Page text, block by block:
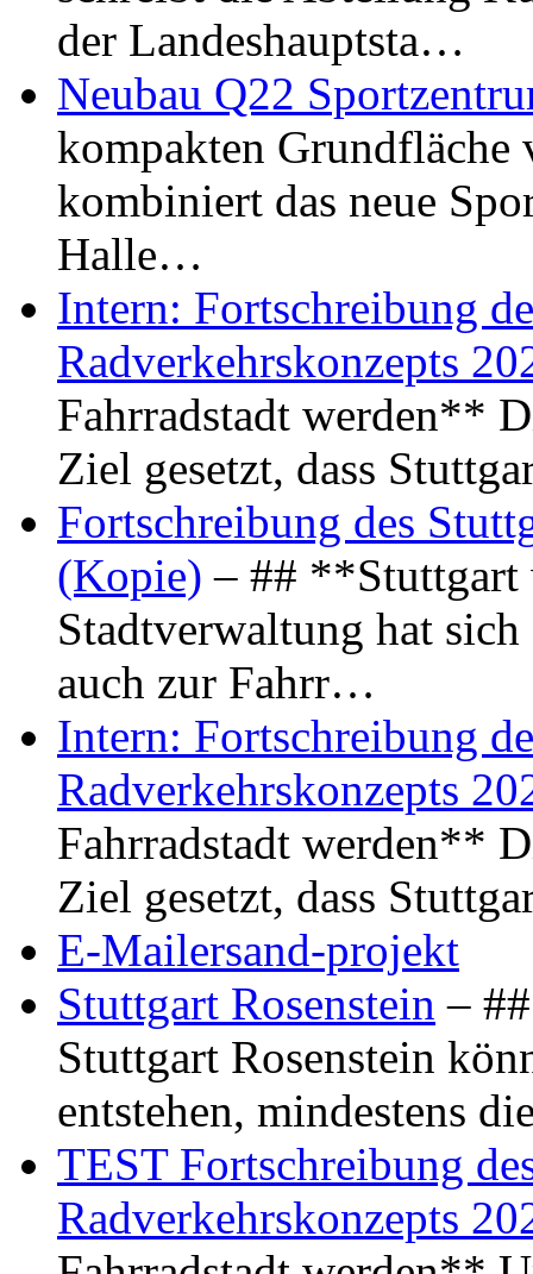
der Landeshauptsta…
Neubau Q22
kompakten Grundfläche
kombiniert das neue
Halle…
Intern: Fortschreibung
Radverkehrskonzepts
Fahrradstadt werden**
Ziel gesetzt, dass
Fortschreibung des
(Kopie) – ## **Stuttgart
Stadtverwaltung hat
auch zur Fahrr…
Intern: Fortschreibung
Radverkehrskonzepts
Fahrradstadt werden**
Ziel gesetzt, dass
E-Mailersand-projekt
Stuttgart Rosenstein –
Stuttgart Rosenstein
entstehen, mindestens
TEST Fortschreibung
Radverkehrskonzepts